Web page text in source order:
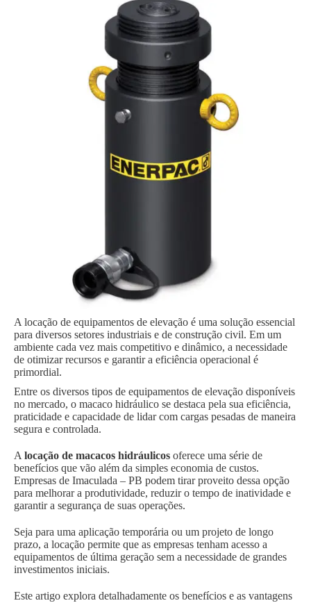
A locação de equipamentos de elevação é uma solução essencial
para diversos setores industriais e de construção civil. Em um
ambiente cada vez mais competitivo e dinâmico, a necessidade
de otimizar recursos e garantir a eficiência operacional é
primordial.
Entre os diversos tipos de equipamentos de elevação disponíveis
no mercado, o macaco hidráulico se destaca pela sua eficiência,
praticidade e capacidade de lidar com cargas pesadas de maneira
segura e controlada.
A locação de macacos hidráulicos oferece uma série de
benefícios que vão além da simples economia de custos.
Empresas de Imaculada – PB podem tirar proveito dessa opção
para melhorar a produtividade, reduzir o tempo de inatividade e
garantir a segurança de suas operações.
Seja para uma aplicação temporária ou um projeto de longo
prazo, a locação permite que as empresas tenham acesso a
equipamentos de última geração sem a necessidade de grandes
investimentos iniciais.
Este artigo explora detalhadamente os benefícios e as vantagens